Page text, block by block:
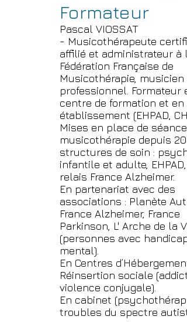
Formateur
Pascal VIOSSAT
- Musicothérapeute
affilié et administrateur à
Fédération Française de
Musicothérapie, musicien
professionnel. Formateur
centre de formation et en
établissement (EHPAD,
Mises en place de
musicothérapie depuis
structures de soin :
infantile et adulte, EHPAD,
relais France Alzheimer.
En partenariat avec des
associations : Planète
France Alzheimer, France
Parkinson, L' Arche de la
(personnes avec handicap
mental).
En Centres
Réinsertion sociale
violence conjugale).
En cabinet
troubles du spectre